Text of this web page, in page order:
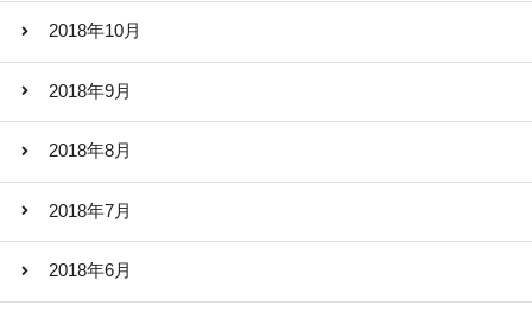
2018年10月
2018年9月
2018年8月
2018年7月
2018年6月